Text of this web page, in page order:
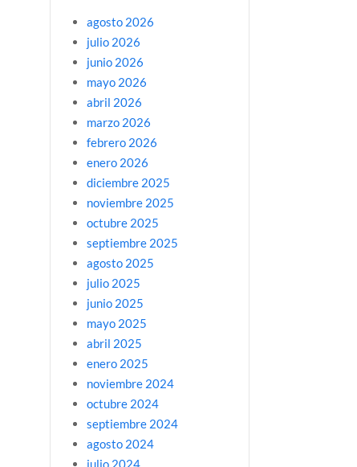
agosto 2026
julio 2026
junio 2026
mayo 2026
abril 2026
marzo 2026
febrero 2026
enero 2026
diciembre 2025
noviembre 2025
octubre 2025
septiembre 2025
agosto 2025
julio 2025
junio 2025
mayo 2025
abril 2025
enero 2025
noviembre 2024
octubre 2024
septiembre 2024
agosto 2024
julio 2024